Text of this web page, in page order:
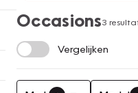
Occasions3
Vergelijken